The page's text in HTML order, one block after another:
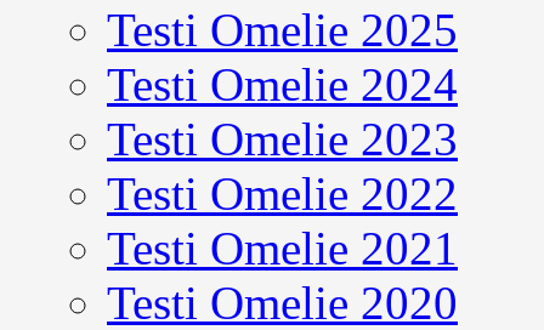
Testi Omelie 2025
Testi Omelie 2024
Testi Omelie 2023
Testi Omelie 2022
Testi Omelie 2021
Testi Omelie 2020